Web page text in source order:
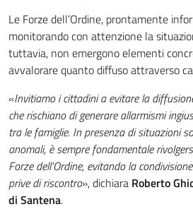
Le Forze dell’Ordine, prontamente
monitorando con attenzione la
tuttavia, non emergono elementi
avvalorare quanto diffuso attraverso
«Invitiamo i cittadini a evitare la
che rischiano di generare allarmismi
tra le famiglie. In presenza di situazioni
anomali, è sempre fondamentale
Forze dell’Ordine, evitando la
prive di riscontro», dichiara Roberto
di Santena.